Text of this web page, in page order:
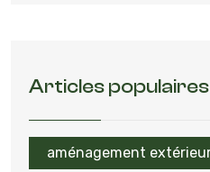
Articles populaires
aménagement